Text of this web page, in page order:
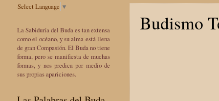
Budismo
Select Language ▼
La Sabiduría del Buda es tan extensa
como el océano, y su alma está llena
de gran Compasión. El Buda no tiene
forma, pero se manifiesta de muchas
formas, y nos predica por medio de
sus propias apariciones.